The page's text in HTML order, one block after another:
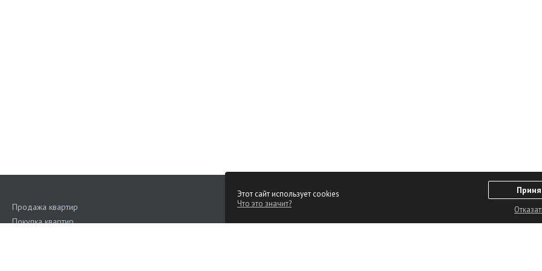
Продажа квартир
Покупка квартир
Новостройки
Агентства недвижимости
Реклама на сайте
Способы оплаты
Этот сайт использует cookies
Что это значит?